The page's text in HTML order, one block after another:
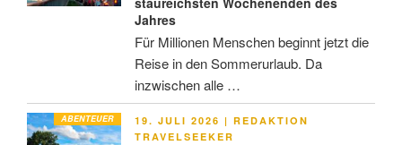
Jahres
Für Millionen Menschen beginnt jetzt die
Reise in den Sommerurlaub. Da
inzwischen alle …
ABENTEUER
VERÖFFENTLICHT
AM
19. JULI 2026 | REDAKTION
TRAVELSEEKER